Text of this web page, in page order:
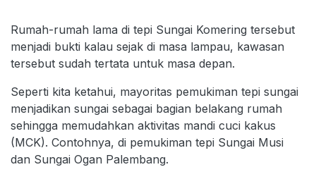
Rumah-rumah lama di tepi Sungai Komering tersebut
menjadi bukti kalau sejak di masa lampau, kawasan
tersebut sudah tertata untuk masa depan.
Seperti kita ketahui, mayoritas pemukiman tepi sungai
menjadikan sungai sebagai bagian belakang rumah
sehingga memudahkan aktivitas mandi cuci kakus
(MCK). Contohnya, di pemukiman tepi Sungai Musi
dan Sungai Ogan Palembang.